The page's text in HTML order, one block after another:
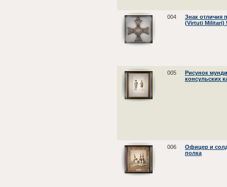
004
Знак отличия
(Virtuti Militari)
005
Рисунок
консульских
006
Офицер и
полка